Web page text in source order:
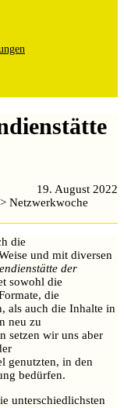
19. August 2022
> Netzwerkwoche
die
und mit diversen
der
sowohl die
die
als auch die Inhalte in
neu zu
setzen wir uns aber
genutzten, in den
bedürfen.
unterschiedlichsten